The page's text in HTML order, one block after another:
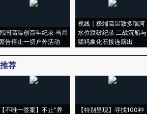
国高温创百年纪录 当局
告停止一切户外活动
视线｜极端高温致多瑙河
水位跌破纪录 二战沉船与
猛犸象化石接连露出
荐
【不唯一答案】不止“养
【特别呈现】寻找100种